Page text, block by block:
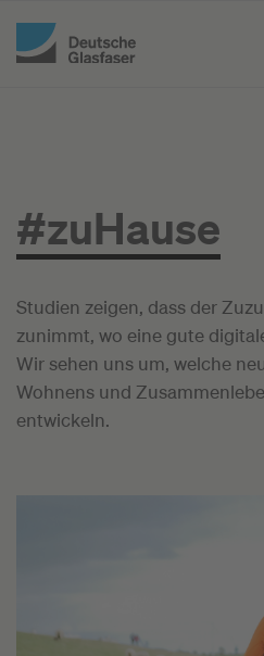
#zuHause
Studien zeigen, dass der
zunimmt, wo eine gute
Wir sehen uns um, welche
Wohnens und
entwickeln.